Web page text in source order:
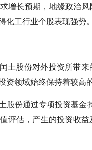
增长预期，地缘政治
化工行业个股表现强势
土股份对外投资所带
资领域始终保持着较高
股份通过专项投资基金
评估，产生的投资收